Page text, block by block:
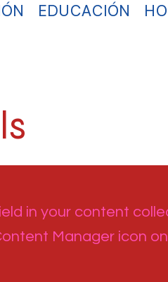
EDUCACIÓN
in your content
Manager icon